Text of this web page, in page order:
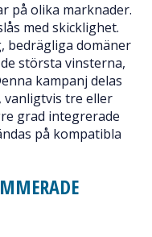
på olika marknader.
med skicklighet.
bedrägliga domäner
största vinsterna,
kampanj delas
tre eller
grad integrerade
på kompatibla